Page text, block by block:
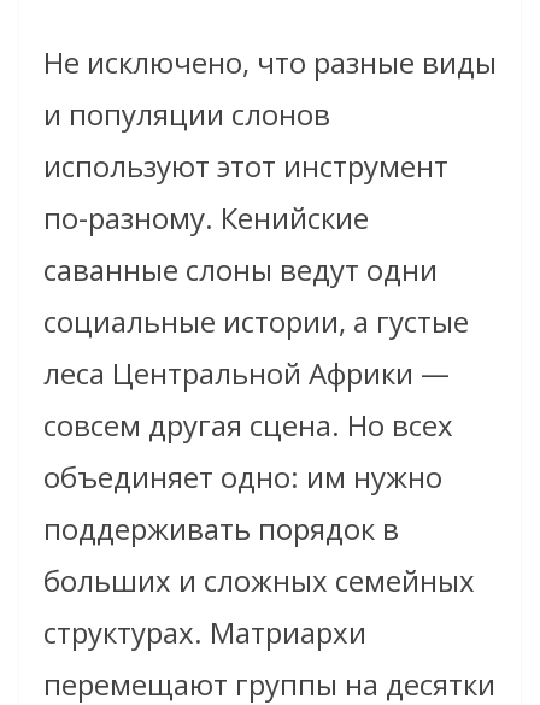
Не исключено, что разные виды
и популяции слонов
используют этот инструмент
по-разному. Кенийские
саванные слоны ведут одни
социальные истории, а густые
леса Центральной Африки —
совсем другая сцена. Но всех
объединяет одно: им нужно
поддерживать порядок в
больших и сложных семейных
структурах. Матриархи
перемещают группы на десятки